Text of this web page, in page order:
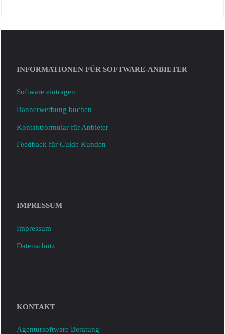
INFORMATIONEN FÜR SOFTWARE-ANBIETER
Software eintragen
Bannerwerbung buchen
Kontaktformular für Anbieter
Feedback für Guide Kunden
IMPRESSUM
Impressum
Datenschutz
KONTAKT
Agentursoftware Beratung